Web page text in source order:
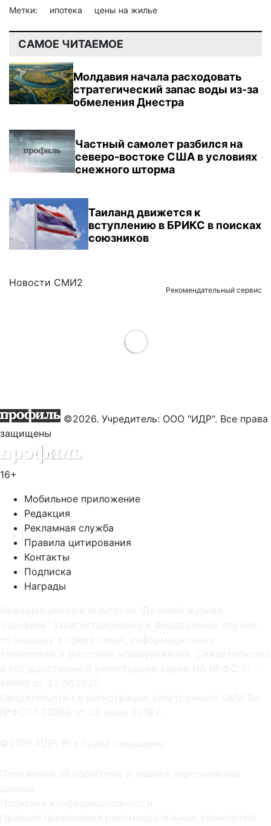
Метки: ипотека цены на жилье
САМОЕ ЧИТАЕМОЕ
Молдавия начала расходовать
стратегический запас воды из-за
обмеления Днестра
Частный самолет разбился на
северо-востоке США в условиях
снежного шторма
Таиланд движется к
вступлению в БРИКС в поисках
союзников
Новости СМИ2
Рекомендательный сервис
Load More
©2026. Учредитель: ООО "ИДР". Все права
защищены
16+
Мобильное приложение
Редакция
Рекламная служба
Правила цитирования
Контакты
Подписка
Награды